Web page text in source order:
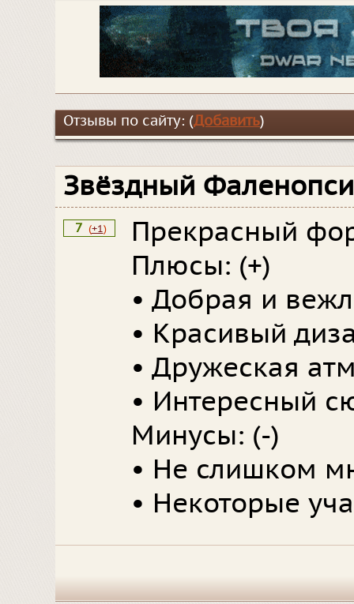
Отзывы по сайту: (Добавить)
Звёздный
7 (+1)
Прекрасный
Плюсы: (+)
• Добрая и
• Красивый
• Дружеская
• Интересный
Минусы: (-)
• Не слишком
• Некоторые